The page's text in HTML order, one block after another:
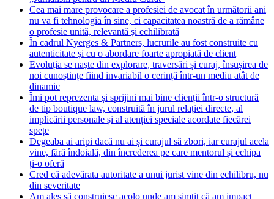
Cea mai mare provocare a profesiei de avocat în următorii ani
nu va fi tehnologia în sine, ci capacitatea noastră de a rămâne
o profesie unită, relevantă și echilibrată
În cadrul Nyerges & Partners, lucrurile au fost construite cu
autenticitate și cu o abordare foarte apropiată de client
Evoluția se naște din explorare, traversări și curaj, însușirea de
noi cunoștințe fiind invariabil o cerință într-un mediu atât de
dinamic
Îmi pot reprezenta și sprijini mai bine clienții într-o structură
de tip boutique law, construită în jurul relației directe, al
implicării personale și al atenției speciale acordate fiecărei
spețe
Degeaba ai aripi dacă nu ai și curajul să zbori, iar curajul acela
vine, fără îndoială, din încrederea pe care mentorul și echipa
ți-o oferă
Cred că adevărata autoritate a unui jurist vine din echilibru, nu
din severitate
Am ales să construiesc acolo unde am simțit că am impact